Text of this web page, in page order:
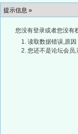
提示信息 »
您没有登录或者您没有
读取数据错误,原
您还不是论坛会员